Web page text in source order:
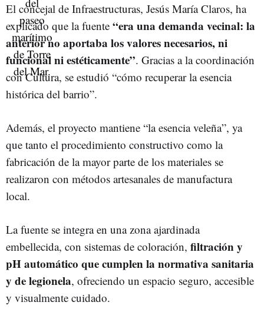
El concejal de Infraestructuras, Jesús María Claros, ha
explicado que la fuente “era una demanda vecinal: la
anterior no aportaba los valores necesarios, ni
funcional ni estéticamente”. Gracias a la coordinación
con Cultura, se estudió “cómo recuperar la esencia
histórica del barrio”.
Además, el proyecto mantiene “la esencia veleña”, ya
que tanto el procedimiento constructivo como la
fabricación de la mayor parte de los materiales se
realizaron con métodos artesanales de manufactura
local.
La fuente se integra en una zona ajardinada
embellecida, con sistemas de coloración, filtración y
pH automático que cumplen la normativa sanitaria
y de legionela, ofreciendo un espacio seguro, accesible
y visualmente cuidado.